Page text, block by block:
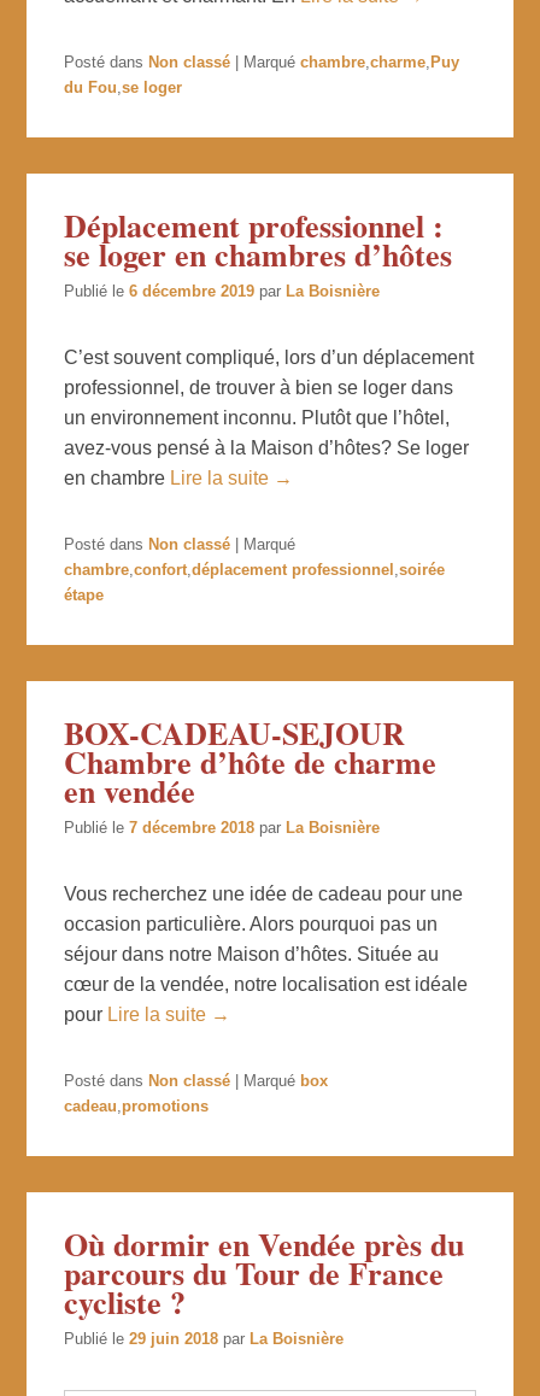
Posté dans Non classé Marqué chambre,charme, Puy
du Fou,se loger
Déplacement professionnel :
se loger en chambres d’hôtes
Publié le6 décembre 2019 par La Boisnière
C’est souvent compliqué, lors d’un déplacement
professionnel, de trouver à bien se loger dans
un environnement inconnu. Plutôt que l’hôtel,
avez-vous pensé à la Maison d’hôtes? Se loger
en chambre Lire la suite →
Posté dans Non classé
Marqué
chambre,confort,déplacement professionnel ,soirée
étape
BOX-CADEAU-SEJOUR
Chambre d’hôte de charme
en vendée
Publié le7 décembre 2018 par La Boisnière
Vous recherchez une idée de cadeau pour une
occasion particulière. Alors pourquoi pas un
séjour dans notre Maison d’hôtes. Située au
cœur de la vendée, notre localisation est idéale
pour Lire la suite →
Posté dans Non classé Marqué box
cadeau promotions
Où dormir en Vendée près du
parcours du Tour de France
cycliste ?
Publié le29 juin 2018 par La Boisnière